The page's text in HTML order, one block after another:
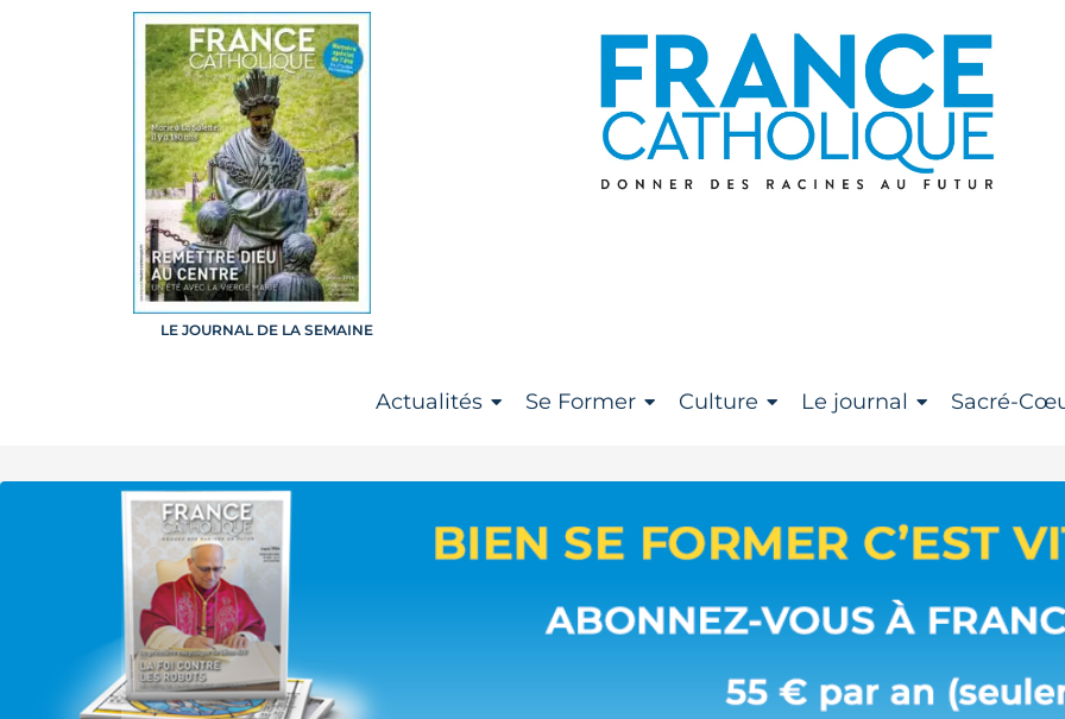
LE JOURNAL DE LA SEMAINE
Actualités Se Former Culture Le journal Sacré-